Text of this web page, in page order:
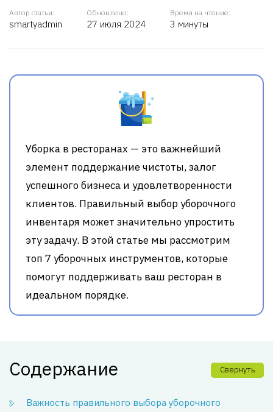
Автор статьи:
smartyadmin
Обновлено:
27 июля 2024
Время на чтение:
3 минуты
Уборка в ресторанах — это важнейший
элемент поддержание чистоты, залог
успешного бизнеса и удовлетворенности
клиентов. Правильный выбор уборочного
инвентаря может значительно упростить
эту задачу. В этой статье мы рассмотрим
топ 7 уборочных инструментов, которые
помогут поддерживать ваш ресторан в
идеальном порядке.
Содержание Свернуть
Важность правильного выбора уборочного